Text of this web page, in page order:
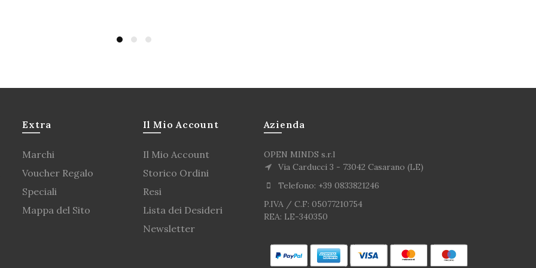
Extra
Marchi
Voucher Regalo
Speciali
Mappa del Sito
Il Mio Account
Il Mio Account
Storico Ordini
Resi
Lista dei Desideri
Newsletter
Azienda
OPEN MINDS s.r.l
Via Carducci 3 - 73042 Casarano (LE)
Telefono: +39 0833821246
P.IVA / C.F: 05077210754
REA: LE-340350